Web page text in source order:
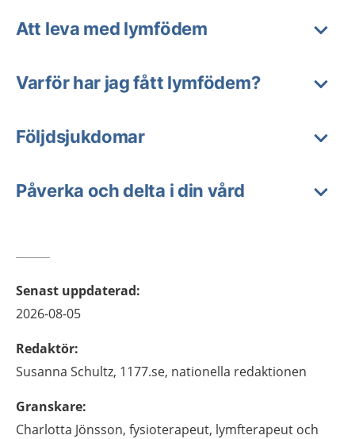
Att leva med lymfödem
Varför har jag fått lymfödem?
Följdsjukdomar
Påverka och delta i din vård
Senast uppdaterad:
2026-08-05
Redaktör:
Susanna Schultz, 1177.se, nationella redaktionen
Granskare:
Charlotta Jönsson, fysioterapeut, lymfterapeut och